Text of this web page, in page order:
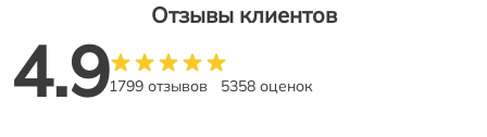
Отзывы клиентов
4.91799 отзывов 5358 оценок